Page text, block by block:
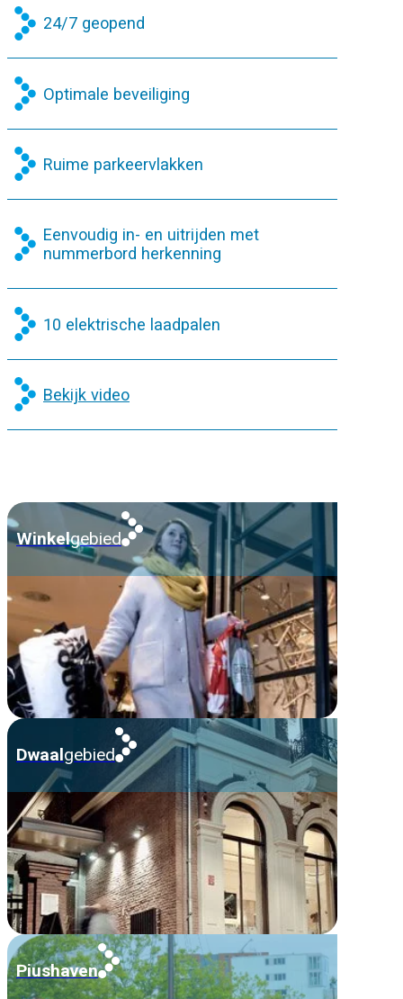
24/7 geopend
Optimale beveiliging
Ruime parkeervlakken
Eenvoudig in- en uitrijden met
nummerbord herkenning
10 elektrische laadpalen
Bekijk video
Winkelgebied
Dwaalgebied
Piushaven